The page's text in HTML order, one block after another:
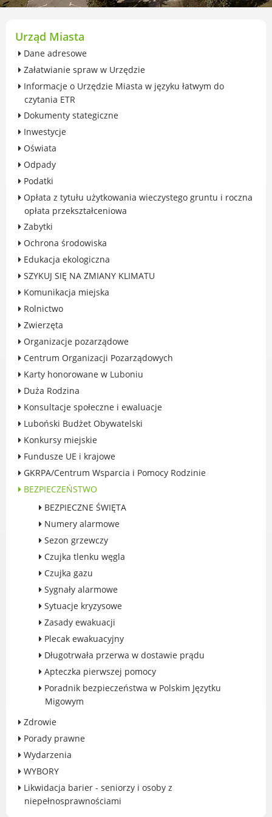
przekształceniowa
Ochrona środowiska
Edukacja ekologiczna
SZYKUJ SIĘ NA ZMIANY KLIMATU
Komunikacja miejska
Rolnictwo
Zwierzęta
Organizacje pozarządowe
Konsultacje społeczne i ewaluacje
Luboński Budżet Obywatelski
GKRPA/Centrum Wsparcia i Pomocy
Rodzinie
BEZPIECZEŃSTWO
Zdrowie
Porady prawne
Wydarzenia
WYBORY
Likwidacja barier - seniorzy i osoby z
niepełnosprawnościami
MIASTO LUBOŃ
Władze Miasta
Luboński Szlak Architektury
Przemysłowej
Śladami historii Lubonia
Gry miejskie
Kultura
Komenda Straży Miejskiej Miasta
Luboń
Komisariat Policji w Luboniu
LOSiR
Serwisy mapowe
Informator Miasta Luboń
Ogłoszenia o pracę
Plaża Miejska przy ul. Rzecznej w
RADA MIASTA LUBOŃ
Portal Mieszkańca. Aktualne informacje
Urząd Miasta
Dane adresowe
Załatwianie spraw w Urzędzie
Informacje o Urzędzie Miasta w języku łatwym do
czytania ETR
Dokumenty stategiczne
Inwestycje
Oświata
Odpady
Podatki
Opłata z tytułu użytkowania wieczystego gruntu i roczna
opłata przekształceniowa
Zabytki
Ochrona środowiska
Edukacja ekologiczna
SZYKUJ SIĘ NA ZMIANY KLIMATU
Komunikacja miejska
Rolnictwo
Zwierzęta
Organizacje pozarządowe
Centrum Organizacji Pozarządowych
Karty honorowane w Luboniu
Duża Rodzina
Konsultacje społeczne i ewaluacje
Luboński Budżet Obywatelski
Konkursy miejskie
Fundusze UE i krajowe
GKRPA/Centrum Wsparcia i Pomocy Rodzinie
BEZPIECZEŃSTWO
BEZPIECZNE ŚWIĘTA
Numery alarmowe
Sezon grzewczy
Czujka tlenku węgla
Czujka gazu
Sygnały alarmowe
Sytuacje kryzysowe
Zasady ewakuacji
Plecak ewakuacyjny
Długotrwała przerwa w dostawie prądu
Apteczka pierwszej pomocy
Poradnik bezpieczeństwa w Polskim Języtku
Migowym
Zdrowie
Porady prawne
Wydarzenia
WYBORY
Likwidacja barier - seniorzy i osoby z
niepełnosprawnościami